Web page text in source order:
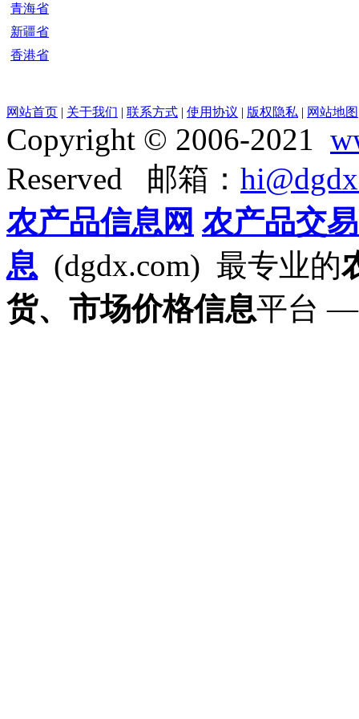
青海省
新疆省
香港省
网站首页 | 关于我们 | 联系方式 | 使用协议 | 版权隐私 | 网站地图
Copyright © 2006-2021
Reserved 邮箱：
农产品信息网 农产品交
息 (dgdx.com) 最专业的
货、市场价格信息平台